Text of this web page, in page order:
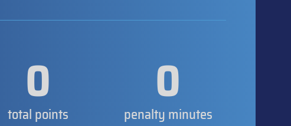
0
total points 0
penalty minutes